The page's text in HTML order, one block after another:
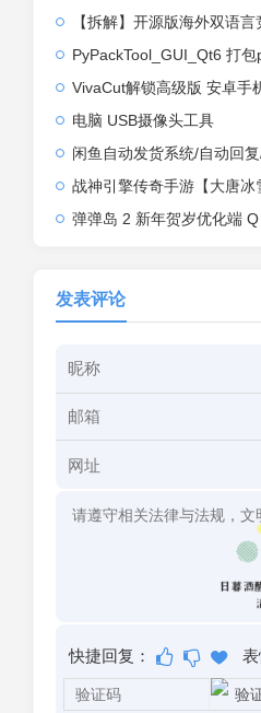
【拆解】开源版海外双语
PyPackTool_GUI_Qt6 打
VivaCut解锁高级版 安卓手机专
电脑 USB摄像头工具
闲鱼自动发货系统/自动回
战神引擎传奇手游【大唐冰雪完整版裤衩7.0免授权】2026整理特色
弹弹岛 2 新年贺岁优化端 Q 萌弹射手游 一键单机端
发表评论
快捷回复： 表